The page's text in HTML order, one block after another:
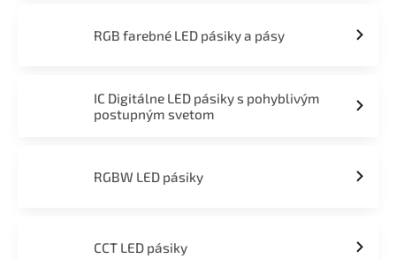
RGB farebné LED pásiky a pásy
IC Digitálne LED pásiky s pohyblivým
postupným svetom
RGBW LED pásiky
CCT LED pásiky